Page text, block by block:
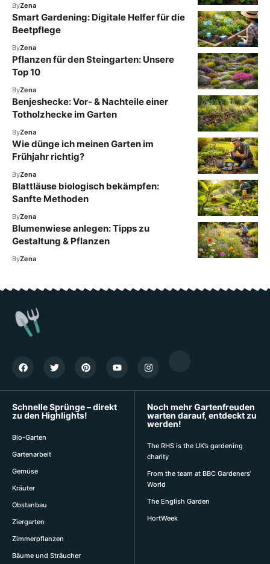
ByZena
Smart Gardening: Digitale Helfer für die
Beetpflege
ByZena
Pflanzen für den Steingarten: Unsere
Top 10
ByZena
Benjeshecke: Vor- & Nachteile einer
Totholzhecke im Garten
ByZena
Wie dünge ich meinen Garten im
Frühjahr richtig?
ByZena
Blattläuse biologisch bekämpfen:
Sanfte Methoden
ByZena
Blumenwiese anlegen: Tipps zu
Gestaltung & Pflanzen
ByZena
Schnelle Sprünge – direkt
zu den Highlights!
Bio-Garten
Gartenarbeit
Gemüse
Kräuter
Obstanbau
Ziergarten
Zimmerpflanzen
Bäume und Sträucher
Noch mehr Gartenfreuden
warten darauf, entdeckt zu
werden!
The RHS is the UK’s gardening
charity
From the team at BBC Gardeners‘
World
The English Garden
HortWeek